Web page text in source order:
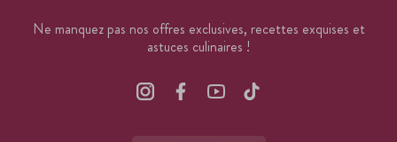
Ne manquez pas nos offres exclusives, recettes exquises et
astuces culinaires !